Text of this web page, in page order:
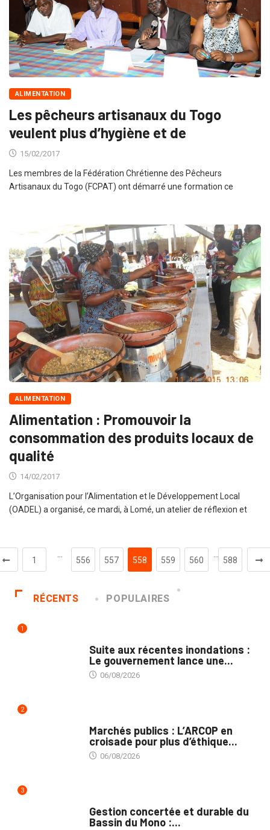
ALIMENTATION
Les pêcheurs artisanaux du Togo
veulent plus d’hygiène et de
15/02/2017
Les membres de la Fédération Chrétienne des Pêcheurs
Artisanaux du Togo (FCPAT) ont démarré une formation ce
ALIMENTATION
Alimentation : Promouvoir la
consommation des produits locaux de
qualité
14/02/2017
L’Organisation pour l’Alimentation et le Développement Local
(OADEL) a organisé, ce mardi, à Lomé, un atelier de réflexion et
1
…
556 557 558 559 560
…
588
RÉCENTS POPULAIRES
1
Suite aux récentes inondations :
Le gouvernement lance une...
06/08/2026
2
Marchés publics : L’ARCOP en
croisade pour plus d’éthique...
06/08/2026
3
Gestion concertée et durable du
Bassin du Mono :...